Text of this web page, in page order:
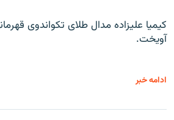
کیمیا علیزاده مدال طلای تکواندوی
آویخت.
ادامه خبر